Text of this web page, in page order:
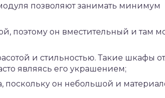
позволяют занимать минимум
поэтому он вместительный и там
и стильностью. Такие шкафы
являясь его украшением;
поскольку он небольшой и